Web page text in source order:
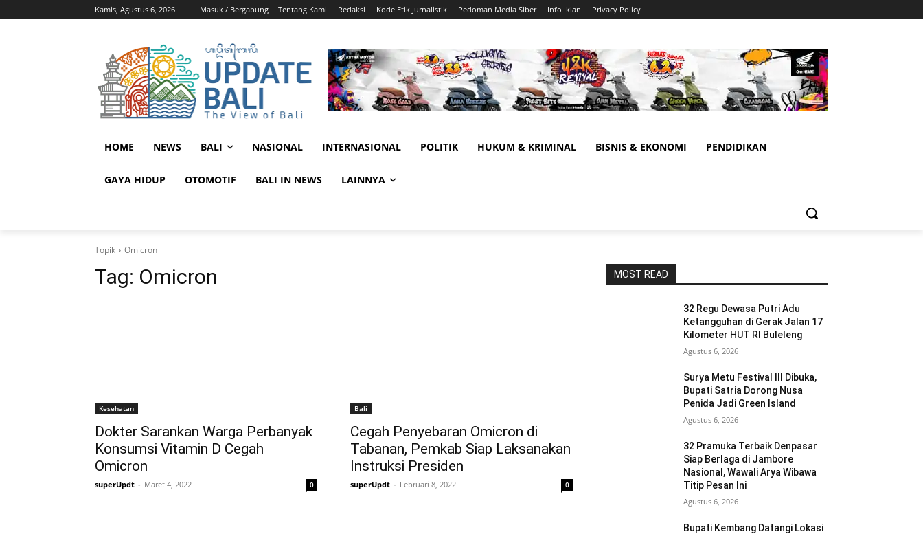
Kamis, Agustus 6, 2026 Masuk / Bergabung Tentang Kami Redaksi Kode Etik Jurnalistik Pedoman Media Siber Info Iklan Privacy Policy
HOME NEWS BALI NASIONAL INTERNASIONAL POLITIK HUKUM & KRIMINAL BISNIS & EKONOMI PENDIDIKAN
GAYA HIDUP OTOMOTIF BALI IN NEWS LAINNYA
Topik Omicron
Tag: Omicron
Kesehatan
Dokter Sarankan Warga Perbanyak
Konsumsi Vitamin D Cegah
Omicron
superUpdt - Maret 4, 2022 0
Bali
Cegah Penyebaran Omicron di
Tabanan, Pemkab Siap Laksanakan
Instruksi Presiden
superUpdt - Februari 8, 2022 0
MOST READ
32 Regu Dewasa Putri Adu
Ketangguhan di Gerak Jalan 17
Kilometer HUT RI Buleleng
Agustus 6, 2026
Surya Metu Festival III Dibuka,
Bupati Satria Dorong Nusa
Penida Jadi Green Island
Agustus 6, 2026
32 Pramuka Terbaik Denpasar
Siap Berlaga di Jambore
Nasional, Wawali Arya Wibawa
Titip Pesan Ini
Agustus 6, 2026
Bupati Kembang Datangi Lokasi